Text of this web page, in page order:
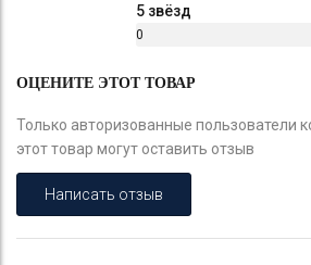
5 звёзд
0
ОЦЕНИТЕ ЭТОТ ТОВАР
Только авторизованные пользователи
этот товар могут оставить отзыв
Написать отзыв